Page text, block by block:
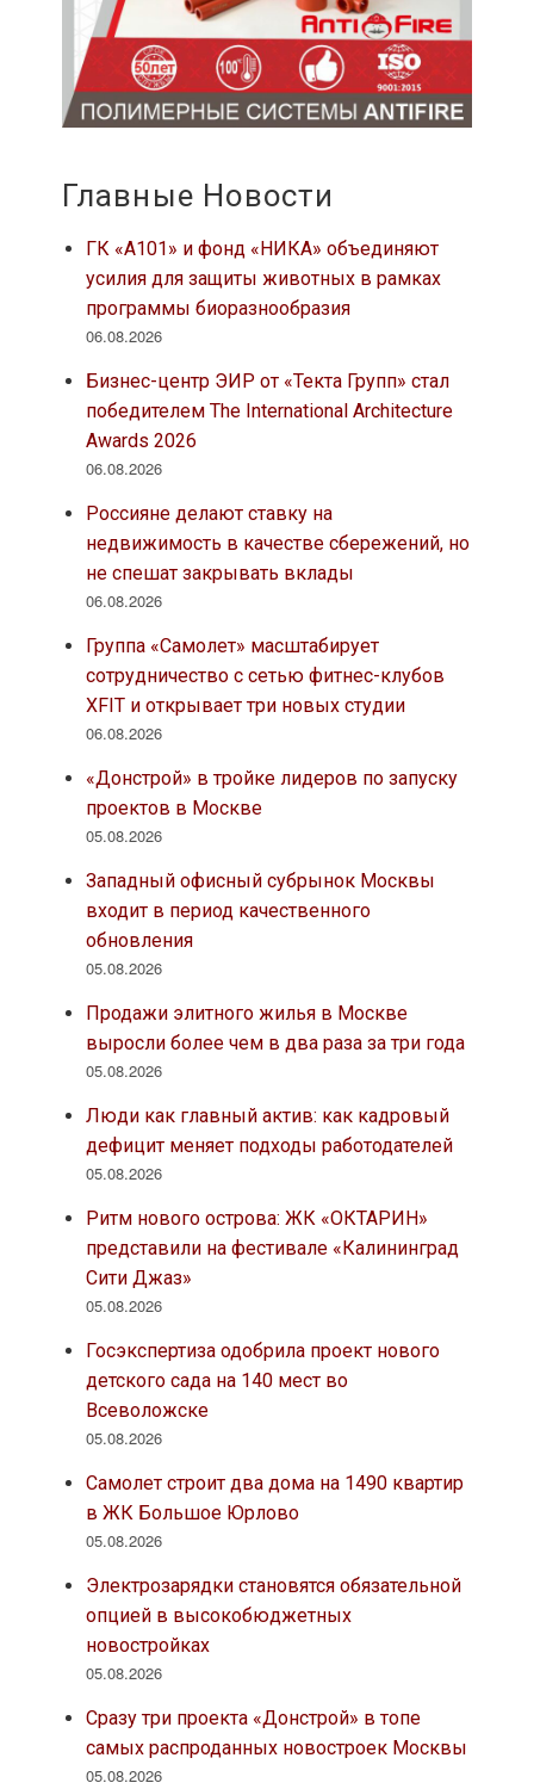
Главные Новости
ГК «А101» и фонд «НИКА» объединяют
усилия для защиты животных в рамках
программы биоразнообразия
06.08.2026
Бизнес-центр ЭИР от «Текта Групп» стал
победителем The International Architecture
Awards 2026
06.08.2026
Россияне делают ставку на
недвижимость в качестве сбережений, но
не спешат закрывать вклады
06.08.2026
Группа «Самолет» масштабирует
сотрудничество с сетью фитнес-клубов
XFIT и открывает три новых студии
06.08.2026
«Донстрой» в тройке лидеров по запуску
проектов в Москве
05.08.2026
Западный офисный субрынок Москвы
входит в период качественного
обновления
05.08.2026
Продажи элитного жилья в Москве
выросли более чем в два раза за три года
05.08.2026
Люди как главный актив: как кадровый
дефицит меняет подходы работодателей
05.08.2026
Ритм нового острова: ЖК «ОКТАРИН»
представили на фестивале «Калининград
Сити Джаз»
05.08.2026
Госэкспертиза одобрила проект нового
детского сада на 140 мест во
Всеволожске
05.08.2026
Самолет строит два дома на 1490 квартир
в ЖК Большое Юрлово
05.08.2026
Электрозарядки становятся обязательной
опцией в высокобюджетных
новостройках
05.08.2026
Сразу три проекта «Донстрой» в топе
самых распроданных новостроек Москвы
05.08.2026